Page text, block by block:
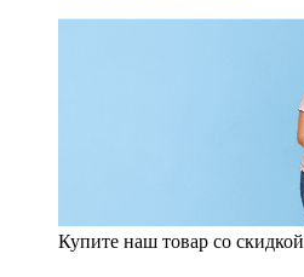
Купите наш товар со скидкой